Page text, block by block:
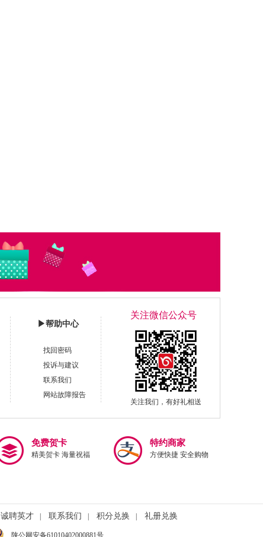
▶帮助中心
找回密码
投诉与建议
联系我们
网站故障报告
关注微信公众号
关注我们，有好礼相送
免费贺卡
精美贺卡 海量祝福
特约商家
方便快捷 安全购物
诚聘英才 联系我们 积分兑换 礼册兑换
陕公网安备61010402000881号